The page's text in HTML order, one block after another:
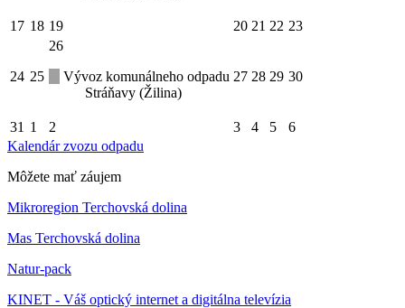
17 18 19 20 21 22 23
24 25
26
Vývoz komunálneho odpadu
Stráňavy (Žilina)
27 28 29 30
31 1 2 3 4 5
6
Kalendár zvozu odpadu
Môžete mať záujem
Mikroregion Terchovská dolina
Mas Terchovská dolina
Natur-pack
KINET - Váš optický internet a digitálna televízia